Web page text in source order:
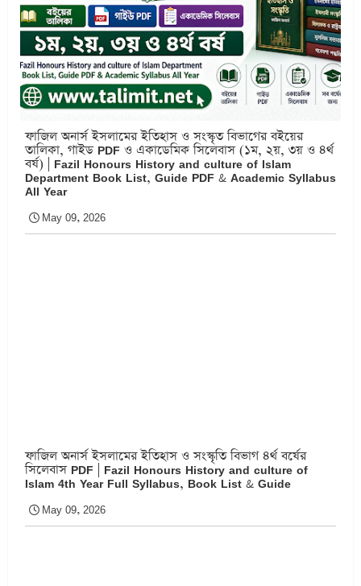
ফাজিল অনার্স ইসলামের ইতিহাস ও সংস্কৃত বিভাগের বইয়ের
তালিকা, গাইড PDF ও একাডেমিক সিলেবাস (১ম, ২য়, ৩য় ও ৪র্থ
বর্ষ) | Fazil Honours History and culture of Islam
Department Book List, Guide PDF & Academic Syllabus
All Year
May 09, 2026
ফাজিল অনার্স ইসলামের ইতিহাস ও সংস্কৃতি বিভাগ ৪র্থ বর্ষের
সিলেবাস PDF | Fazil Honours History and culture of
Islam 4th Year Full Syllabus, Book List & Guide
May 09, 2026